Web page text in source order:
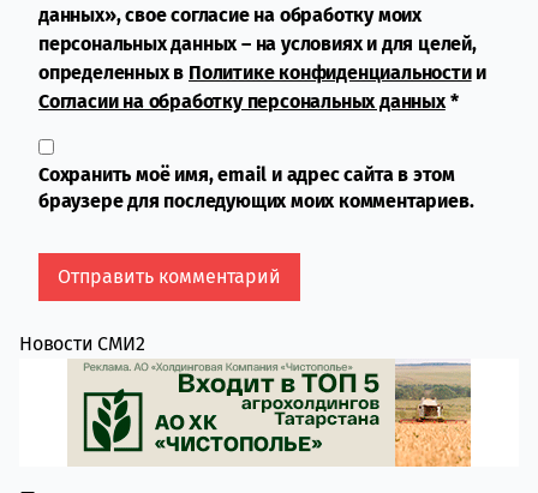
данных», свое согласие на обработку моих
персональных данных – на условиях и для целей,
определенных в Политике конфиденциальностии
Согласии на обработку персональных данных*
Сохранить моё имя, email и адрес сайта в этом
браузере для последующих моих комментариев.
Новости СМИ2